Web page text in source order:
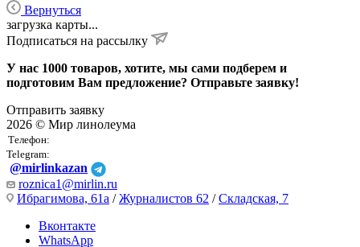
Вернуться
загрузка карты...
Подписаться на рассылку
У нас 1000 товаров, хотите, мы сами подберем и
подготовим Вам предложение? Отправьте заявку!
Отправить заявку
2026 © Мир линолеума
Телефон:
Telegram:
@mirlinkazan
roznica1@mirlin.ru
Ибрагимова, 61а /Журналистов 62 /Складская, 7
Вконтакте
WhatsApp